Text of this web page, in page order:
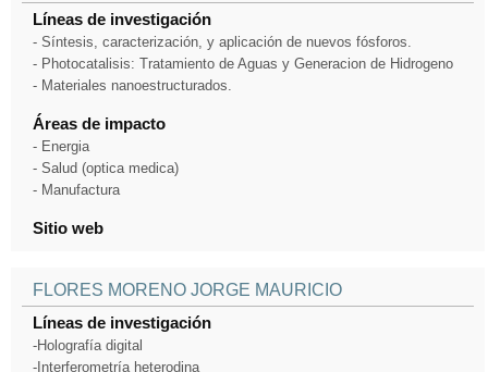
Líneas de investigación
- Síntesis, caracterización, y aplicación de nuevos fósforos.
- Photocatalisis: Tratamiento de Aguas y Generacion de Hidrogeno
- Materiales nanoestructurados.
Áreas de impacto
- Energia
- Salud (optica medica)
- Manufactura
Sitio web
FLORES MORENO JORGE MAURICIO
Líneas de investigación
-Holografía digital
-Interferometría heterodina